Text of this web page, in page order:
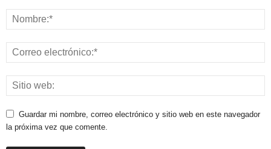
Guardar mi nombre, correo electrónico y sitio web en este navegador
la próxima vez que comente.